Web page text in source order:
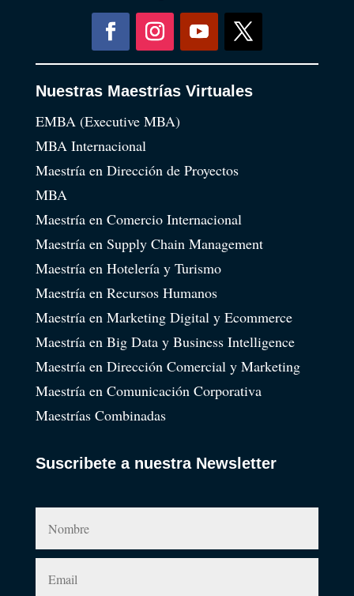
Nuestras Maestrías Virtuales
EMBA (Executive MBA)
MBA Internacional
Maestría en Dirección de Proyectos
MBA
Maestría en Comercio Internacional
Maestría en Supply Chain Management
Maestría en Hotelería y Turismo
Maestría en Recursos Humanos
Maestría en Marketing Digital y Ecommerce
Maestría en Big Data y Business Intelligence
Maestría en Dirección Comercial y Marketing
Maestría en Comunicación Corporativa
Maestrías Combinadas
Suscribete a nuestra Newsletter